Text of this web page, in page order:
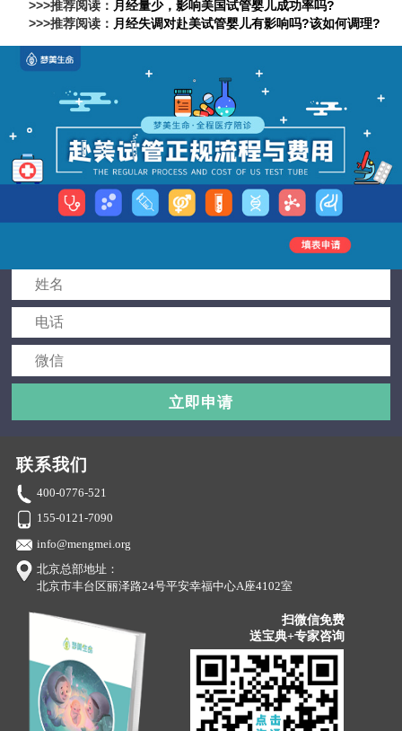
>>>推荐阅读： 月经量少，影响美国试管婴儿成功率吗?
>>>推荐阅读： 月经失调对赴美试管婴儿有影响吗?该如何调理?
立即申请
联系我们
400-0776-521
155-0121-7090
info@mengmei.org
北京总部地址：
北京市丰台区丽泽路24号平安幸福中心A座4102室
扫微信免费
送宝典+专家咨询